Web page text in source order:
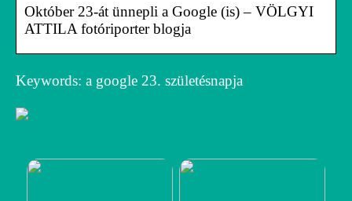
Október 23-át ünnepli a Google (is) – VÖLGYI
ATTILA fotóriporter blogja
Keywords: a google 23. születésnapja